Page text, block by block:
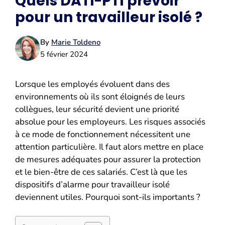
pour un travailleur isolé ?
By Marie Toldeno
5 février 2024
Lorsque les employés évoluent dans des
environnements où ils sont éloignés de leurs
collègues, leur sécurité devient une priorité
absolue pour les employeurs. Les risques associés
à ce mode de fonctionnement nécessitent une
attention particulière. Il faut alors mettre en place
de mesures adéquates pour assurer la protection
et le bien-être de ces salariés. C’est là que les
dispositifs d’alarme pour travailleur isolé
deviennent utiles. Pourquoi sont-ils importants ?